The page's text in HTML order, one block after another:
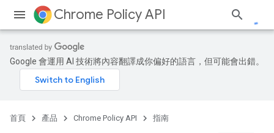
Chrome Policy API
Google 會運用 AI 技術將內容翻譯成你偏好的語言，但可能會出錯。
首頁 產品 Chrome Policy API 指南